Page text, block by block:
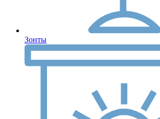
Зонты